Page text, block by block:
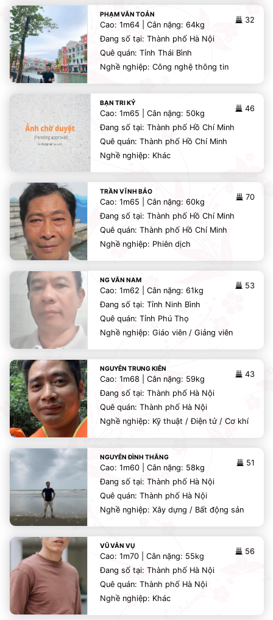
PHẠM VĂN TOẢN
32
Cao: 1m64 | Cân nặng: 64kg
Đang số tại: Thành phố Hà Nội
Quê quán: Tỉnh Thái Bình
Nghề nghiệp: Công nghệ thông tin
BẠN TRI KỶ
46
Cao: 1m65 | Cân nặng: 50kg
Đang số tại: Thành phố Hồ Chí Minh
Quê quán: Thành phố Hồ Chí Minh
Nghề nghiệp: Khác
TRẦN VĨNH BẢO
70
Cao: 1m65 | Cân nặng: 60kg
Đang số tại: Thành phố Hồ Chí Minh
Quê quán: Thành phố Hồ Chí Minh
Nghề nghiệp: Phiên dịch
NG VĂN NAM
53
Cao: 1m62 | Cân nặng: 61kg
Đang số tại: Tỉnh Ninh Bình
Quê quán: Tỉnh Phú Thọ
Nghề nghiệp: Giáo viên / Giảng viên
NGUYỄN TRUNG KIÊN
43
Cao: 1m68 | Cân nặng: 59kg
Đang số tại: Thành phố Hà Nội
Quê quán: Thành phố Hà Nội
Nghề nghiệp: Kỹ thuật / Điện tử / Cơ khí
NGUYỄN ĐÌNH THẮNG
51
Cao: 1m60 | Cân nặng: 58kg
Đang số tại: Thành phố Hà Nội
Quê quán: Thành phố Hà Nội
Nghề nghiệp: Xây dựng / Bất động sản
VŨ VĂN VỤ
56
Cao: 1m70 | Cân nặng: 55kg
Đang số tại: Thành phố Hà Nội
Quê quán: Thành phố Hà Nội
Nghề nghiệp: Khác